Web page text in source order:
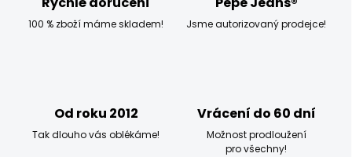
100 % zboží máme skladem! Jsme autorizovaný prodejce!
Od roku 2012
Tak dlouho vás oblékáme!
Vrácení do 60 dní
Možnost prodloužení
pro všechny!